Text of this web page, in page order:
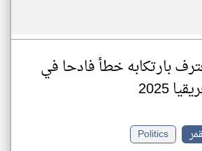
بارتكابه خطأ فادحا في
2025
Politics